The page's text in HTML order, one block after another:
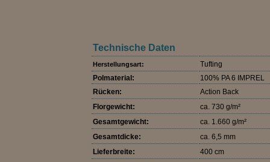
Technische Daten
Herstellungsart:
Tufting
Polmaterial:
100% PA 6 IMPREL
Rücken:
Action Back
Florgewicht:
ca. 730 g/m²
Gesamtgewicht:
ca. 1.660 g/m²
Gesamtdicke:
ca. 6,5 mm
Lieferbreite:
400 cm